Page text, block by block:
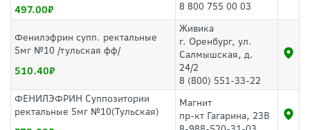
497.00
8 800 755 00 03
Фенилэфрин супп. ректальные
5мг №10 /тульская фф/
510.40
Живика
г. Оренбург, ул.
Салмышская, д.
24/2
8 (800) 551-33-22
ФЕНИЛЭФРИН Суппозитории
ректальные 5мг №10(Тульская)
Магнит
пр-кт Гагарина, 23В